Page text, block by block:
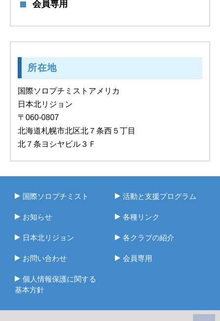
会員専用
所在地
国際ソロプチミストアメリカ
日本北リジョン
〒060-0807
北海道札幌市北区北７条西５丁目
北７条ヨシヤビル３Ｆ
国際ソロプチミスト 活動と支援プログラム
お知らせ 各種リンク
日本北リジョン 各クラブの紹介
お問い合わせ 会員専用
個人情報保護に関する
基本方針